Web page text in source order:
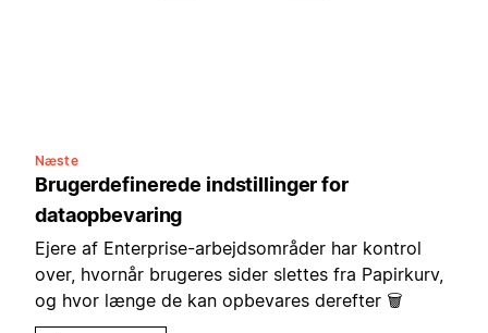
Næste
Brugerdefinerede indstillinger for
dataopbevaring
Ejere af Enterprise-arbejdsområder har kontrol
over, hvornår brugeres sider slettes fra Papirkurv,
og hvor længe de kan opbevares derefter 🗑️